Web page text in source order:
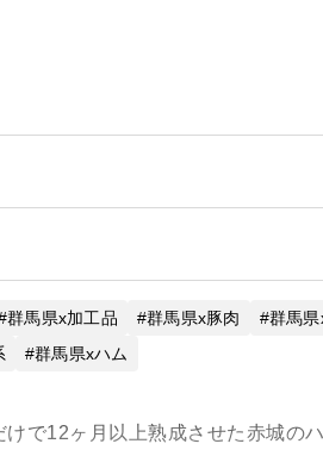
群馬県x加工品 群馬県x豚肉
群馬
群馬県xハム
で12ヶ月以上熟成させた赤城の